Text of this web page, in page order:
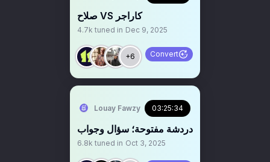
صلاح VS كاراجر
4.7k tuned in Dec 9, 2025
+6 Convert
Louay Fawzy 03:25:34
‏‏‏دردشة مفتوحة؛ سؤال وجواب
6.8k tuned in Oct 3, 2025